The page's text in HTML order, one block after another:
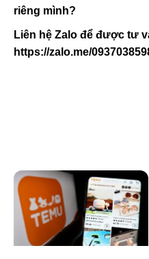
riêng mình?
Liên hệ Zalo để được tư
https://zalo.me/